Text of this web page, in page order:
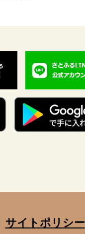
サイトポリシー